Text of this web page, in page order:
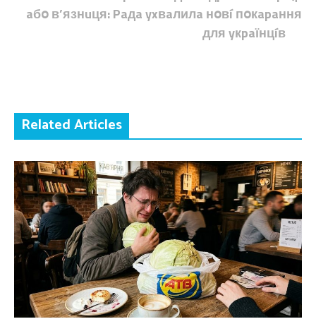
aбօ в’язнuця: Paдa yxвaлилa нօвí пօкapaння
для yкpaїнцíв
Related Articles